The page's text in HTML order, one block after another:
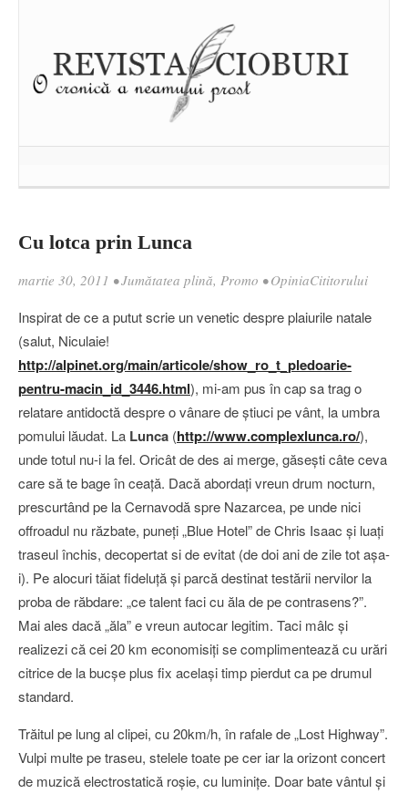
Cu lotca prin Lunca
martie 30, 2011 •Jumătatea plină, Promo •OpiniaCititorului
Inspirat de ce a putut scrie un venetic despre plaiurile natale
(salut, Niculaie!
http://alpinet.org/main/articole/show_ro_t_pledoarie-
pentru-macin_id_3446.html), mi-am pus în cap sa trag o
relatare antidoctă despre o vânare de ştiuci pe vânt, la umbra
pomului lăudat. La Lunca (http://www.complexlunca.ro/),
unde totul nu-i la fel. Oricât de des ai merge, găseşti câte ceva
care să te bage în ceaţă. Dacă abordaţi vreun drum nocturn,
prescurtând pe la Cernavodă spre Nazarcea, pe unde nici
offroadul nu răzbate, puneţi „Blue Hotel” de Chris Isaac şi luaţi
traseul închis, decopertat si de evitat (de doi ani de zile tot aşa-
i). Pe alocuri tăiat fideluţă şi parcă destinat testării nervilor la
proba de răbdare: „ce talent faci cu ăla de pe contrasens?”.
Mai ales dacă „ăla” e vreun autocar legitim. Taci mâlc şi
realizezi că cei 20 km economisiţi se complimentează cu urări
citrice de la bucşe plus fix acelaşi timp pierdut ca pe drumul
standard.
Trăitul pe lung al clipei, cu 20km/h, în rafale de „Lost Highway”.
Vulpi multe pe traseu, stelele toate pe cer iar la orizont concert
de muzică electrostatică roşie, cu luminiţe. Doar bate vântul şi